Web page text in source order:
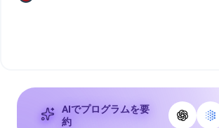
AIでプログラムを要
約